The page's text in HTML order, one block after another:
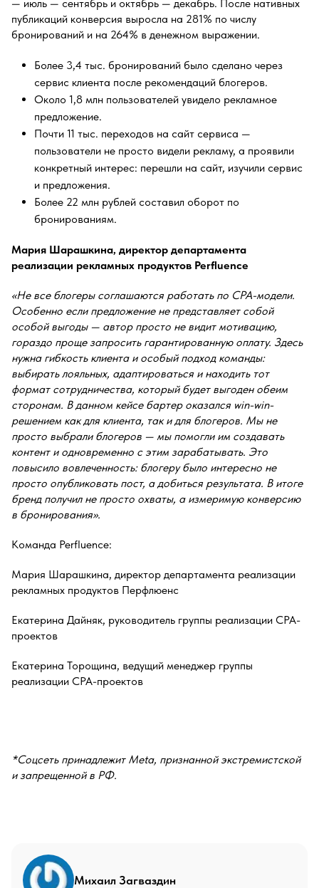
— июль — сентябрь и октябрь — декабрь. После нативных
публикаций конверсия выросла на 281% по числу
бронирований и на 264% в денежном выражении.
Более 3,4 тыс. бронирований было сделано через
сервис клиента после рекомендаций блогеров.
Около 1,8 млн пользователей увидело рекламное
предложение.
Почти 11 тыс. переходов на сайт сервиса —
пользователи не просто видели рекламу, а проявили
конкретный интерес: перешли на сайт, изучили сервис
и предложения.
Более 22 млн рублей составил оборот по
бронированиям.
Мария Шарашкина, директор департамента
реализации рекламных продуктов Perfluence
«Не все блогеры соглашаются работать по CPA-модели.
Особенно если предложение не представляет собой
особой выгоды — автор просто не видит мотивацию,
гораздо проще запросить гарантированную оплату. Здесь
нужна гибкость клиента и особый подход команды:
выбирать лояльных, адаптироваться и находить тот
формат сотрудничества, который будет выгоден обеим
сторонам. В данном кейсе бартер оказался win-win-
решением как для клиента, так и для блогеров. Мы не
просто выбрали блогеров — мы помогли им создавать
контент и одновременно с этим зарабатывать. Это
повысило вовлеченность: блогеру было интересно не
просто опубликовать пост, а добиться результата. В итоге
бренд получил не просто охваты, а измеримую конверсию
в бронирования».
Команда Perfluence:
Мария Шарашкина, директор департамента реализации
рекламных продуктов Перфлюенс
Екатерина Дайняк, руководитель группы реализации CPA-
проектов
Екатерина Торощина, ведущий менеджер группы
реализации СРА-проектов
*Соцсеть принадлежит Meta, признанной экстремистской
и запрещенной в РФ.
Михаил Загваздин